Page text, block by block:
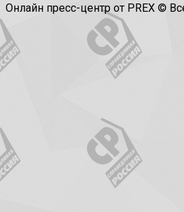
Онлайн пресс-центр от PREX ©